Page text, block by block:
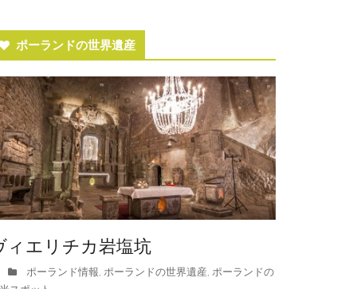
ポーランドの世界遺産
ィエリチカ岩塩坑
ポーランド情報, ポーランドの世界遺産, ポーランドの